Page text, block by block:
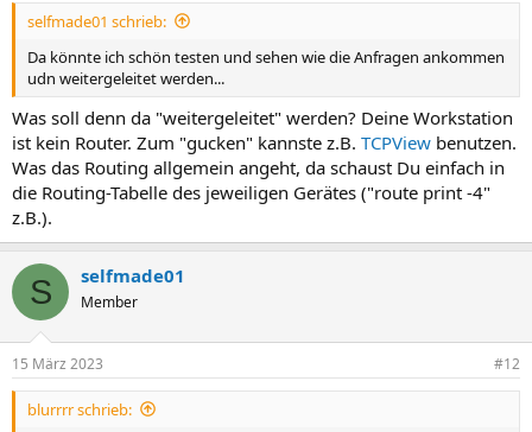
selfmade01 schrieb:
Da könnte ich schön testen und sehen wie die Anfragen ankommen
udn weitergeleitet werden...
Was soll denn da "weitergeleitet" werden? Deine Workstation
ist kein Router. Zum "gucken" kannste z.B. TCPView benutzen.
Was das Routing allgemein angeht, da schaust Du einfach in
die Routing-Tabelle des jeweiligen Gerätes ("route print -4"
z.B.).
S selfmade01
Member
15 März 2023 #12
blurrrr schrieb: